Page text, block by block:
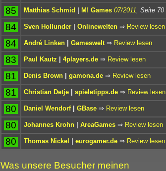
85 Matthias Schmid | M! Games 07/2011 , Seite 70
84 Sven Hollunder | Onlinewelten ⇒ Review lesen
84 André Linken | Gameswelt ⇒ Review lesen
83 Paul Kautz | 4players.de ⇒ Review lesen
81 Denis Brown | gamona.de ⇒ Review lesen
81 Christian Detje | spieletipps.de ⇒ Review lesen
80 Daniel Wendorf| GBase ⇒ Review lesen
80 Johannes Krohn | AreaGames ⇒ Review lesen
80 Thomas Nickel | eurogamer.de ⇒ Review lesen
Was unsere Besucher meinen